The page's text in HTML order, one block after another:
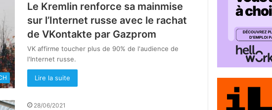
Le Kremlin renforce sa mainmise
sur l’Internet russe avec le rachat
de VKontakte par Gazprom
VK affirme toucher plus de 90% de l'audience de
l'Internet russe.
Lire la suite
28/06/2021